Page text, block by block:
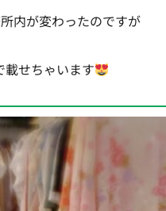
内が変わったのですが
載せちゃいます